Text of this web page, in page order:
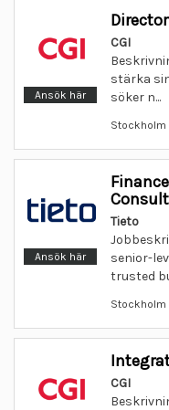
Ansök här
CGI
stärka
söker n...
Ansök här
Tieto
senior-
trusted
CGI